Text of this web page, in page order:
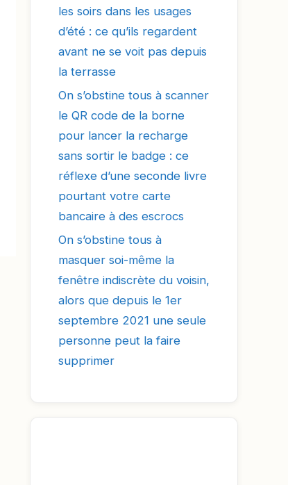
les soirs dans les usages
d’été : ce qu’ils regardent
avant ne se voit pas depuis
la terrasse
On s’obstine tous à scanner
le QR code de la borne
pour lancer la recharge
sans sortir le badge : ce
réflexe d’une seconde livre
pourtant votre carte
bancaire à des escrocs
On s’obstine tous à
masquer soi-même la
fenêtre indiscrète du voisin,
alors que depuis le 1er
septembre 2021 une seule
personne peut la faire
supprimer